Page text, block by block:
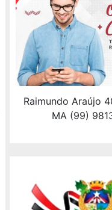
Raimundo Araújo
MA (99)